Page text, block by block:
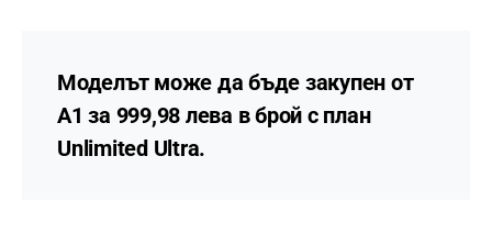
Моделът може да бъде закупен от
А1 за 999,98 лева в брой с план
Unlimited Ultra.